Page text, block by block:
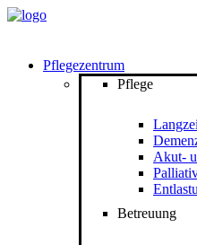
Pflegezentrum
Pflege
Akut-
Betreuung